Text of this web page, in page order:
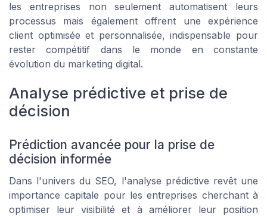
les entreprises non seulement automatisent leurs
processus mais également offrent une expérience
client optimisée et personnalisée, indispensable pour
rester compétitif dans le monde en constante
évolution du marketing digital.
Analyse prédictive et prise de
décision
Prédiction avancée pour la prise de
décision informée
Dans l'univers du SEO, l'analyse prédictive revêt une
importance capitale pour les entreprises cherchant à
optimiser leur visibilité et à améliorer leur position